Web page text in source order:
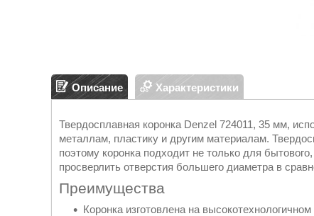
Описание Характеристики
Твердосплавная коронка Denzel 724011, 35 мм,
металлам, пластику и другим материалам.
поэтому коронка подходит не только для
просверлить отверстия большего диаметра в
Преимущества
Коронка изготовлена на